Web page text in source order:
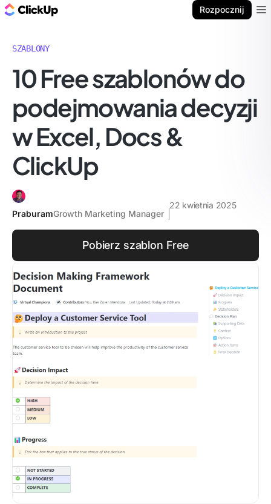
Rozpocznij
SZABLONY
10 Free szablonów do
podejmowania decyzji
w Excel, Docs &
ClickUp
PraburamGrowth Marketing Manager
22 kwietnia 2025
Pobierz szablon Free